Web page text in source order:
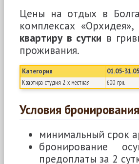
Цены на отдых в
комплексах
квартиру в сутки в
проживания.
Категория 01.05-31.05
Квартира-студия 2-х местная
600 грн.
Условия
минимальный срок
бронирование
предоплаты за 2